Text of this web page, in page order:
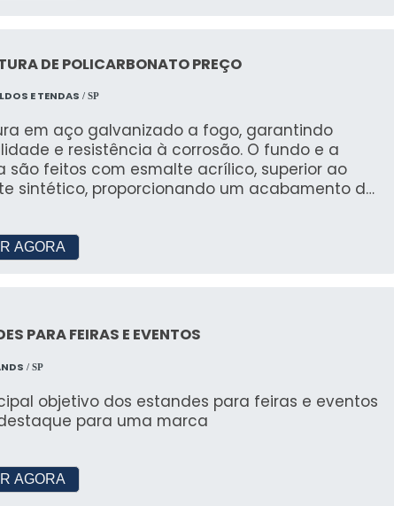
de segunda a sexta, das 9h às 18h.
SOBRE ALUGAR TENDAS
tenda para eventos?
evento. Entre em contato para um orçamento
localização. Solicite um orçamento detalhado.
da configuração do evento.
tenda 5x5?
e condições especiais.
DE POLICARBONATO PREÇO
E TENDAS / SP
em aço galvanizado a fogo, garantindo
e resistência à corrosão. O fundo e a
são feitos com esmalte acrílico, superior ao
sintético, proporcionando um acabamento de
ou alveolar e garantia de 10 anos no inibidor
AGORA
PARA FEIRAS E EVENTOS
/ SP
objetivo dos estandes para feiras e eventos
para uma marca
AGORA